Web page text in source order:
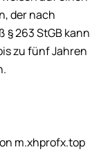
der nach
263 StGB kann
zu fünf Jahren
m.xhprofx.top